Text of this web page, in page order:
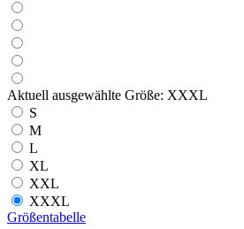
Aktuell ausgewählte Größe: XXXL
S
M
L
XL
XXL
XXXL
Größentabelle